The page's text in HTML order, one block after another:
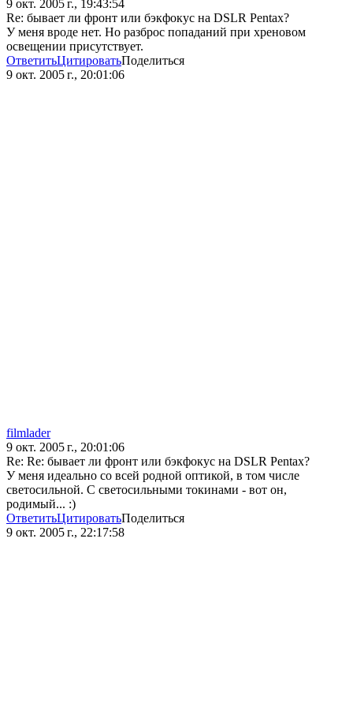
9 окт. 2005 г., 19:43:54
Re: бывает ли фронт или бэкфокус на DSLR Pentax?
У меня вроде нет. Но разброс попаданий при хреновом
освещении присутствует.
ОтветитьЦитироватьПоделиться
9 окт. 2005 г., 20:01:06
filmlader
9 окт. 2005 г., 20:01:06
Re: Re: бывает ли фронт или бэкфокус на DSLR Pentax?
У меня идеально со всей родной оптикой, в том числе
светосильной. С светосильными токинами - вот он,
родимый... :)
ОтветитьЦитироватьПоделиться
9 окт. 2005 г., 22:17:58